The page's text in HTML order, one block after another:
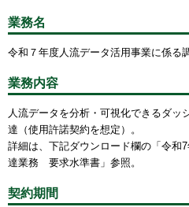
業務名
令和７年度人流データ活用事業に係る
業務内容
人流データを分析・可視化できるダッ
達（使用許諾契約を想定）。
詳細は、下記ダウンロード欄の「令和
達業務 要求水準書」参照。
契約期間